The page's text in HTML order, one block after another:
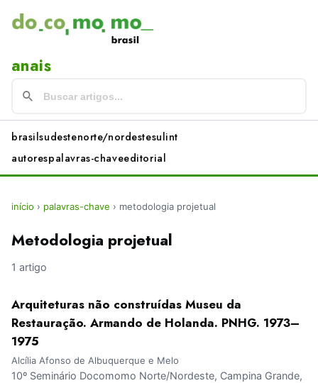
anais
brasilsudestenorte/nordestesulint
autorespalavras-chaveeditorial
início › palavras-chave › metodologia projetual
Metodologia projetual
1 artigo
Arquiteturas não construídas Museu da
Restauração. Armando de Holanda. PNHG. 1973–
1975
Alcília Afonso de Albuquerque e Melo
10º Seminário Docomomo Norte/Nordeste, Campina Grande,